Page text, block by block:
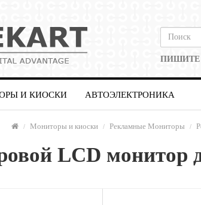
ПИШИТЕ
И КИОСКИ АВТОЭЛЕКТРОНИКА
Мониторы и киоски Рекламные Мониторы
LCD монитор